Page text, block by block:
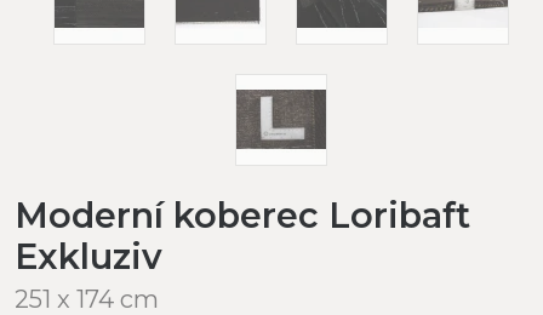
Moderní koberec Loribaft
Exkluziv
251 x 174 cm